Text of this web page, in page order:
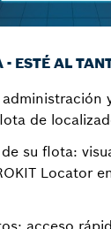
ESTÉ AL
de
su flota:
Locator